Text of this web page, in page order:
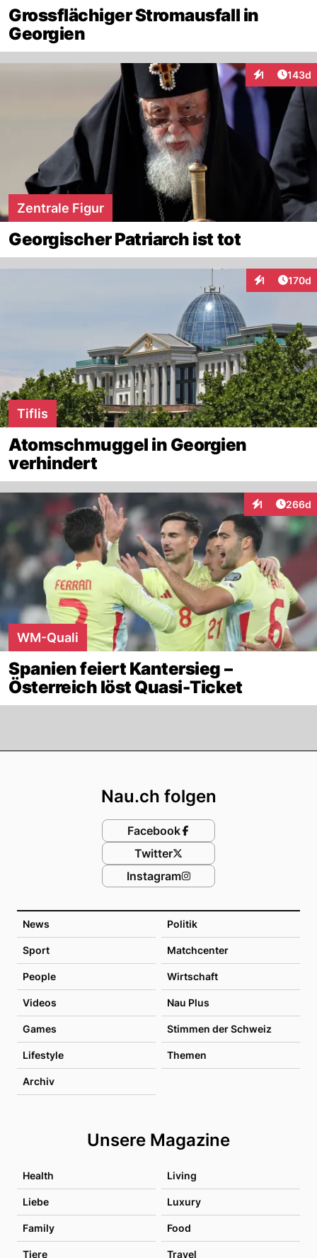
Grossflächiger Stromausfall in
Georgien
1
Interaktionen
143d
Zentrale Figur
Georgischer Patriarch ist tot
1
Interaktionen
170d
Tiflis
Atomschmuggel in Georgien
verhindert
1
Interaktionen
266d
WM-Quali
Spanien feiert Kantersieg –
Österreich löst Quasi-Ticket
News Politik
Sport Matchcenter
People Wirtschaft
Videos Nau Plus
Games Stimmen der Schweiz
Lifestyle Themen
Archiv
Unsere Magazine
Health Living
Liebe Luxury
Family Food
Tiere Travel
Nau.ch folgen
Facebook
Twitter
Instagram